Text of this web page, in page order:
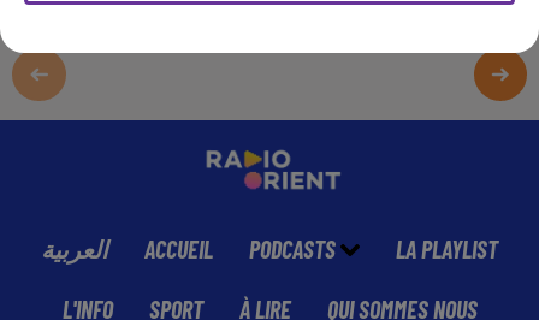
العربية ACCUEIL PODCASTS LA PLAYLIST
L'INFO SPORT À LIRE QUI SOMMES NOUS